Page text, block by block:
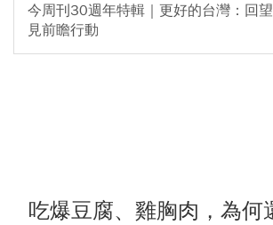
今周刊30週年特輯｜更好的台灣：回
見前瞻行動
吃爆豆腐、雞胸肉，為何